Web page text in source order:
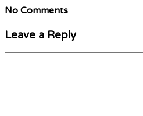
No Comments
Leave a Reply